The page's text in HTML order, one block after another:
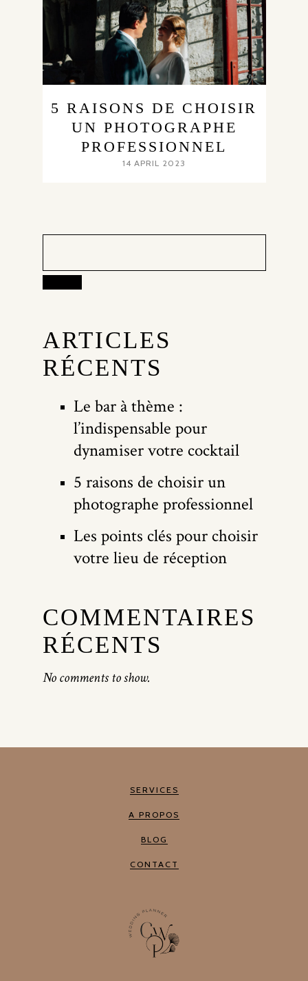
5 RAISONS DE CHOISIR
UN PHOTOGRAPHE
PROFESSIONNEL
14 APRIL 2023
ARTICLES
RÉCENTS
Le bar à thème :
l’indispensable pour
dynamiser votre cocktail
5 raisons de choisir un
photographe professionnel
Les points clés pour choisir
votre lieu de réception
COMMENTAIRES
RÉCENTS
No comments to show.
SERVICES
A PROPOS
BLOG
CONTACT